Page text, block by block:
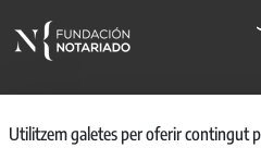
Utilitzem galetes per oferir contingut